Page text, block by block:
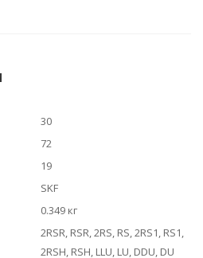
30
72
19
SKF
0.349 кг
2RSR, RSR, 2RS, RS, 2RS1, RS1,
2RSH, RSH, LLU, LU, DDU, DU